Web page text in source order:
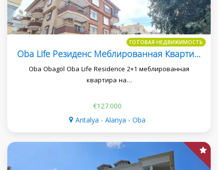
ГОТОВАЯ НЕДВИЖИМОСТЬ
Oba Life Резиденс Меблированная Квартира 2+1 Подходит Для Внж
Oba Obagöl Oba Life Residence 2+1 меблированная
квартира на…
€127.000
Antalya - Alanya - Oba